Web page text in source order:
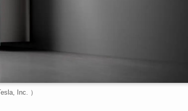
Inc. ）